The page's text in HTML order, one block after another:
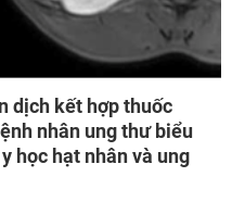
dịch kết hợp thuốc
nhân ung thư biểu
học hạt nhân và ung